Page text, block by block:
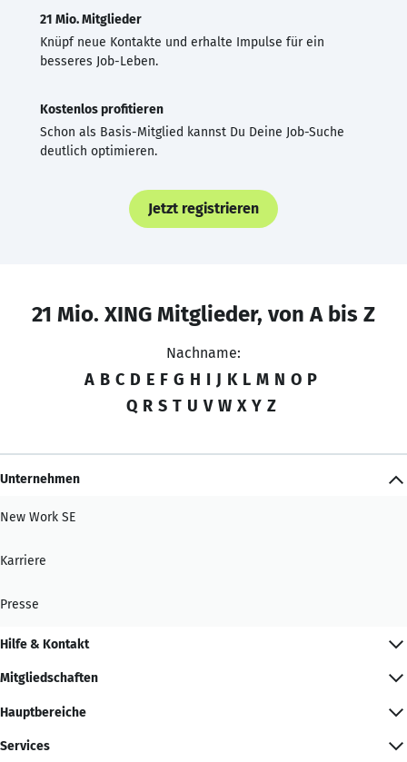
21 Mio. Mitglieder
Knüpf neue Kontakte und erhalte Impulse für ein
besseres Job-Leben.
Kostenlos profitieren
Schon als Basis-Mitglied kannst Du Deine Job-Suche
deutlich optimieren.
Jetzt registrieren
21 Mio. XING Mitglieder, von A bis Z
Nachname:
A B C D E F G H I J K L M N O P
Q R S T U V W X Y Z
Unternehmen
New Work SE
Karriere
Presse
Hilfe & Kontakt
Mitgliedschaften
Hauptbereiche
Services